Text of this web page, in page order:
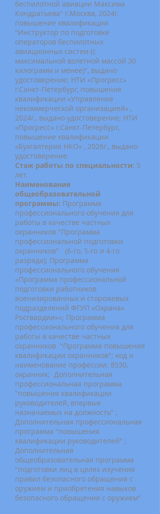
беспилотной авиации Максима
Кондратьева" г.Москва, 2024г.
повышение квалификации
"Инструктор по подготовке
операторов беспилотных
авиационных систем (с
максимальной взлетной массой 30
килограмм и менее)", выдано
удостоверение; НТИ «Прогресс»
г.Санкт-Петербург, повышение
квалификации «Управление
некоммерческой организацией» ,
2024г., выдано удостоверение; НТИ
«Прогресс» г.Санкт-Петербург,
повышение квалификации
«Бухгалтерия НКО» , 2026г., выдано
удостоверение.
Стаж работы по специальности: 5
лет.
Наименование
общеобразовательной
программы: Программа
профессионального обучения для
работы в качестве частных
охранников "Программа
профессиональной подготовки
охранников" (6-го, 5-го и 4-го
разряда); Программа
профессионального обучения
«Программа профессиональной
подготовки работников
военизированных и сторожевых
подразделений ФГУП «Охрана»
Росгвардии»»; Программа
профессионального обучения для
работы в качестве частных
охранников "Программа повышения
квалификации охранников"; код и
наименование профессии: 8530,
охранник; Дополнительная
профессиональная программа
"повышения квалификации
руководителей, впервые
назначаемых на должность" ;
Дополнительная профессиональная
программа "повышения
квалификации руководителей" ;
Дополнительная
общеобразовательная программа
"подготовки лиц в целях изучения
правил безопасного обращения с
оружием и приобретения навыков
безопасного обращения с оружием"